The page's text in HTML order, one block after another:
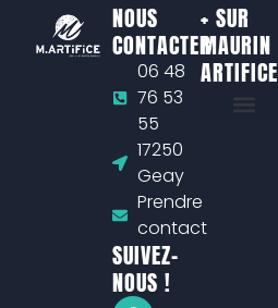
NOUS
CONTACTER
06 48
76 53
55
17250
Geay
Prendre
contact
SUIVEZ-
NOUS !
+ SUR
MAURIN
ARTIFICE